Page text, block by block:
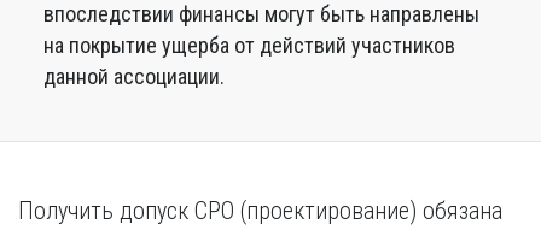
впоследствии финансы могут быть направлены
на покрытие ущерба от действий участников
данной ассоциации.
Получить допуск СРО (проектирование) обязана